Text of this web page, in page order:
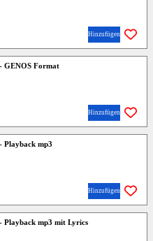
Hinzufügen
GENOS Format
Hinzufügen
Playback mp3
Hinzufügen
Playback mp3 mit Lyrics